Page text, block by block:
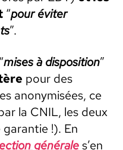
“pour éviter
”.
mis­es à dis­po­si­tion”
pour des
anonymisées, ce
la CNIL, les deux
!). En
générales’en